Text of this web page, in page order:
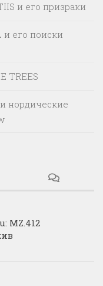
и его призраки
и его поиски
TREES
нордические
MZ.412